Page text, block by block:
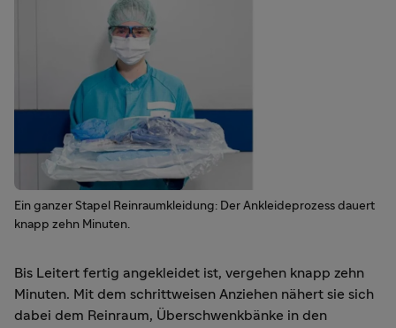
Ein ganzer Stapel Reinraumkleidung: Der Ankleideprozess dauert
knapp zehn Minuten.
Bis Leitert fertig angekleidet ist, vergehen knapp zehn
Minuten. Mit dem schrittweisen Anziehen nähert sie sich
dabei dem Reinraum, Überschwenkbänke in den